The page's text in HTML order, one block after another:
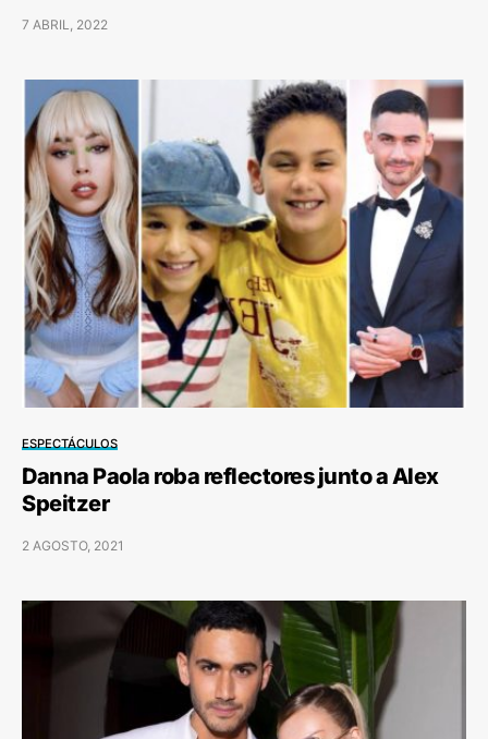
7 ABRIL, 2022
ESPECTÁCULOS
Danna Paola roba reflectores junto a Alex
Speitzer
2 AGOSTO, 2021